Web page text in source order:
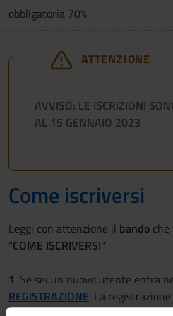
obbligatoria 70%
ATTENZIONE
AVVISO: LE ISCRIZIONI
AL 15 GENNAIO 2023
Come iscriversi
Leggi con attenzione il bando
"COME ISCRIVERSI".
1. Se sei un nuovo utente entra
REGISTRAZIONE. La